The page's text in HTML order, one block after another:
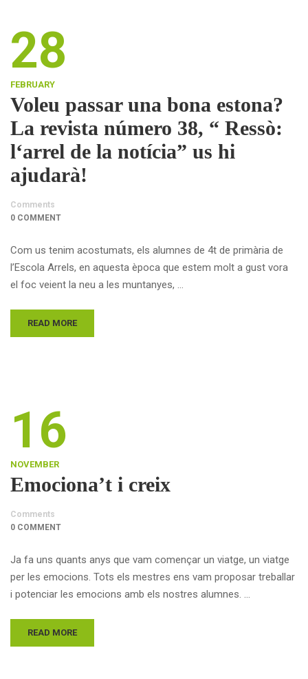
28
FEBRUARY
Voleu passar una bona estona?
La revista número 38, “ Ressò:
l‘arrel de la notícia” us hi
ajudarà!
Comments
0 COMMENT
Com us tenim acostumats, els alumnes de 4t de primària de
l’Escola Arrels, en aquesta època que estem molt a gust vora
el foc veient la neu a les muntanyes, …
READ MORE
16
NOVEMBER
Emociona’t i creix
Comments
0 COMMENT
Ja fa uns quants anys que vam començar un viatge, un viatge
per les emocions. Tots els mestres ens vam proposar treballar
i potenciar les emocions amb els nostres alumnes. …
READ MORE